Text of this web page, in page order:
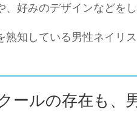
、好みのデザインなどを
熟知している男性ネイリ
ールの存在も、